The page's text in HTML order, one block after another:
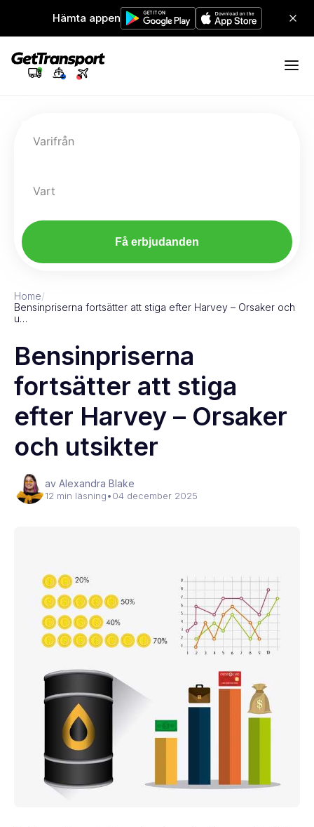
Hämta appen
Varifrån
Vart
Få erbjudanden
Home/
Bensinpriserna fortsätter att stiga efter Harvey – Orsaker och
u…
Bensinpriserna
fortsätter att stiga
efter Harvey – Orsaker
och utsikter
av Alexandra Blake
12 min läsning•04 december 2025